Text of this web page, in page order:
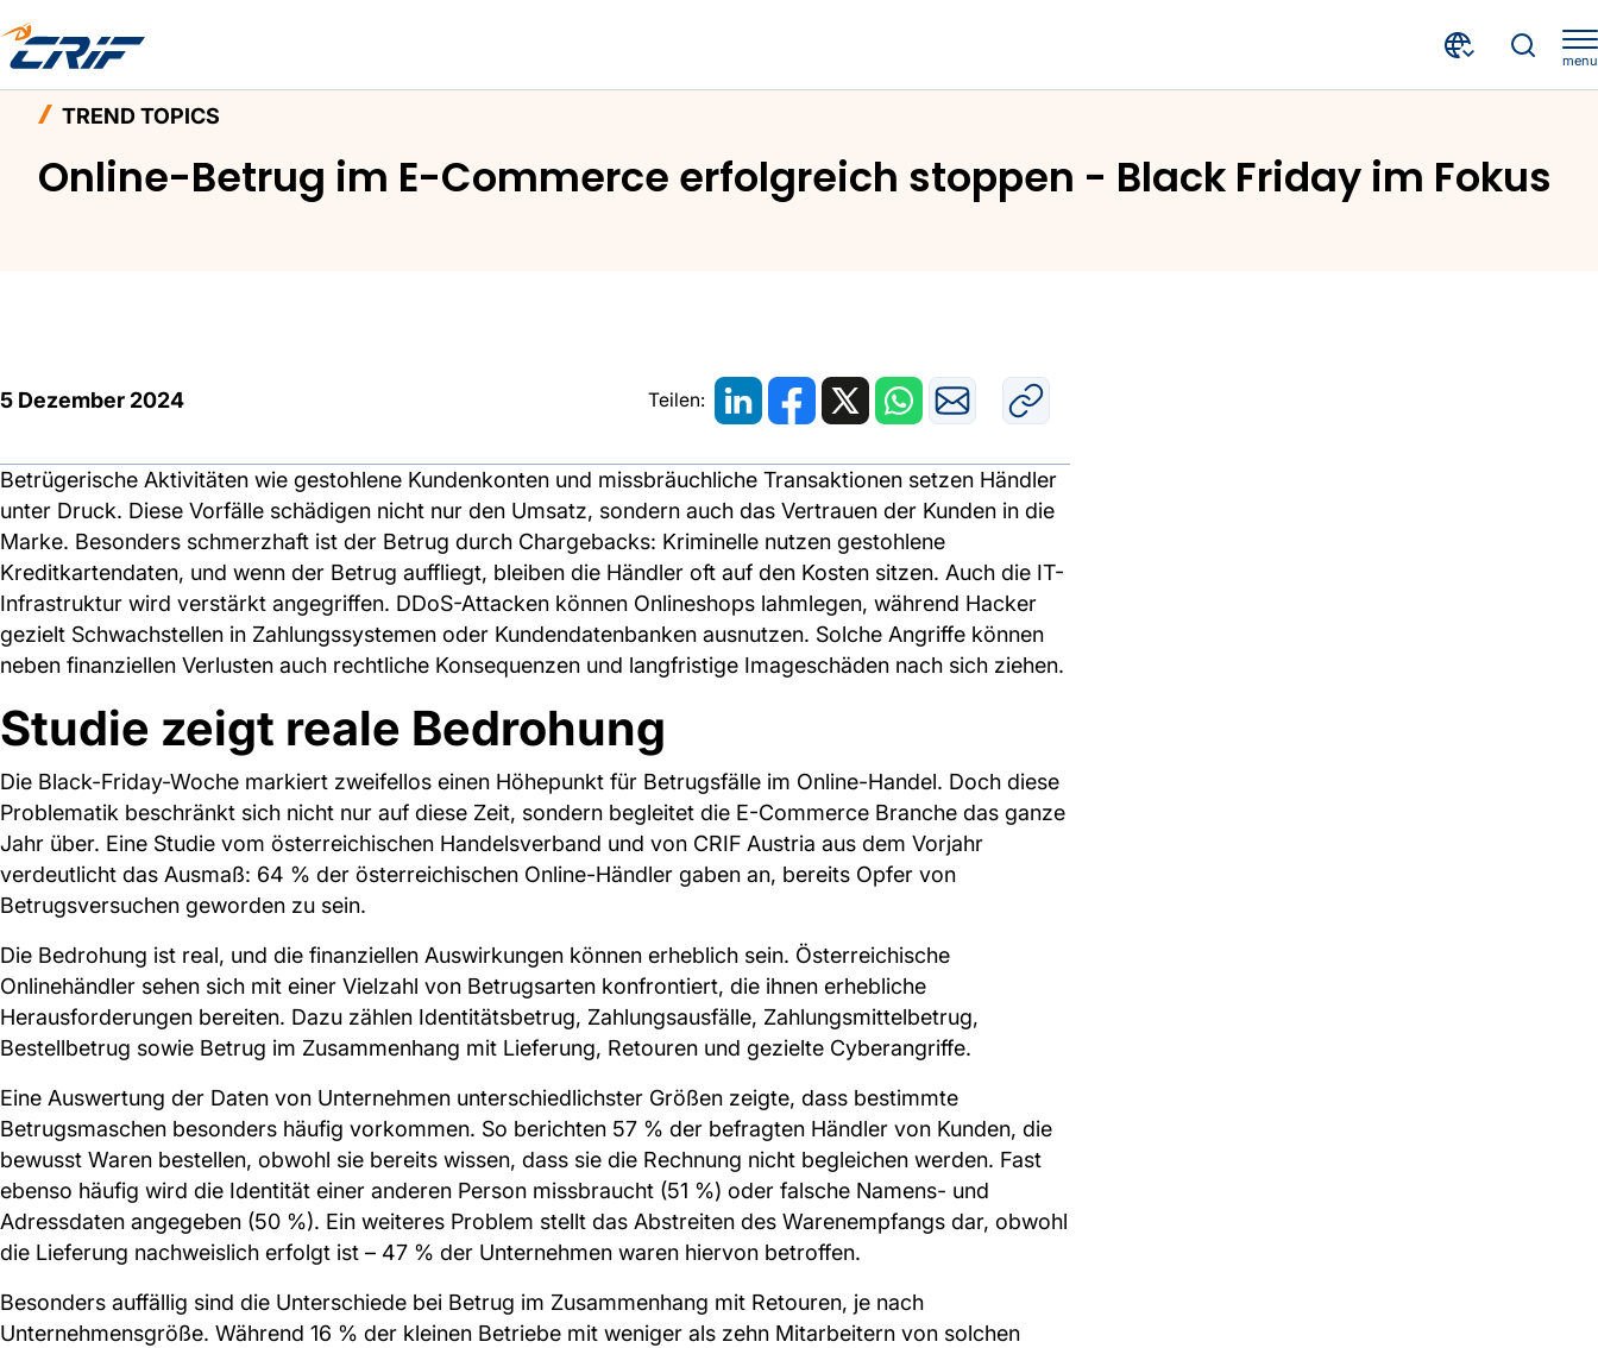
menu
Home
TREND TOPICS
Online-Betrug im E-Commerce erfolgreich stoppen - Black Friday im Fokus
5 Dezember 2024 Teilen:
Betrügerische Aktivitäten wie gestohlene Kundenkonten und missbräuchliche Transaktionen setzen Händler
unter Druck. Diese Vorfälle schädigen nicht nur den Umsatz, sondern auch das Vertrauen der Kunden in die
Marke. Besonders schmerzhaft ist der Betrug durch Chargebacks: Kriminelle nutzen gestohlene
Kreditkartendaten, und wenn der Betrug auffliegt, bleiben die Händler oft auf den Kosten sitzen. Auch die IT-
Infrastruktur wird verstärkt angegriffen. DDoS-Attacken können Onlineshops lahmlegen, während Hacker
gezielt Schwachstellen in Zahlungssystemen oder Kundendatenbanken ausnutzen. Solche Angriffe können
neben finanziellen Verlusten auch rechtliche Konsequenzen und langfristige Imageschäden nach sich ziehen.
Studie zeigt reale Bedrohung
Die Black-Friday-Woche markiert zweifellos einen Höhepunkt für Betrugsfälle im Online-Handel. Doch diese
Problematik beschränkt sich nicht nur auf diese Zeit, sondern begleitet die E-Commerce Branche das ganze
Jahr über. Eine Studie vom österreichischen Handelsverband und von CRIF Austria aus dem Vorjahr
verdeutlicht das Ausmaß: 64 % der österreichischen Online-Händler gaben an, bereits Opfer von
Betrugsversuchen geworden zu sein.
Die Bedrohung ist real, und die finanziellen Auswirkungen können erheblich sein. Österreichische
Onlinehändler sehen sich mit einer Vielzahl von Betrugsarten konfrontiert, die ihnen erhebliche
Herausforderungen bereiten. Dazu zählen Identitätsbetrug, Zahlungsausfälle, Zahlungsmittelbetrug,
Bestellbetrug sowie Betrug im Zusammenhang mit Lieferung, Retouren und gezielte Cyberangriffe.
Eine Auswertung der Daten von Unternehmen unterschiedlichster Größen zeigte, dass bestimmte
Betrugsmaschen besonders häufig vorkommen. So berichten 57 % der befragten Händler von Kunden, die
bewusst Waren bestellen, obwohl sie bereits wissen, dass sie die Rechnung nicht begleichen werden. Fast
ebenso häufig wird die Identität einer anderen Person missbraucht (51 %) oder falsche Namens- und
Adressdaten angegeben (50 %). Ein weiteres Problem stellt das Abstreiten des Warenempfangs dar, obwohl
die Lieferung nachweislich erfolgt ist – 47 % der Unternehmen waren hiervon betroffen.
Besonders auffällig sind die Unterschiede bei Betrug im Zusammenhang mit Retouren, je nach
Unternehmensgröße. Während 16 % der kleinen Betriebe mit weniger als zehn Mitarbeitern von solchen